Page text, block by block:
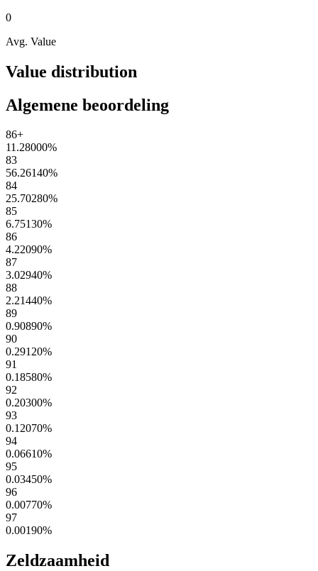
0
Avg. Value
Value distribution
Algemene beoordeling
86+
11.28000%
83
56.26140%
84
25.70280%
85
6.75130%
86
4.22090%
87
3.02940%
88
2.21440%
89
0.90890%
90
0.29120%
91
0.18580%
92
0.20300%
93
0.12070%
94
0.06610%
95
0.03450%
96
0.00770%
97
0.00190%
Zeldzaamheid